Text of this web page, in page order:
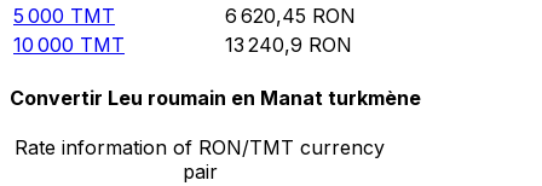
5 000 TMT 6 620,45 RON
10 000 TMT 13 240,9 RON
Convertir Leu roumain en Manat turkmène
Rate information of RON/TMT currency
pair